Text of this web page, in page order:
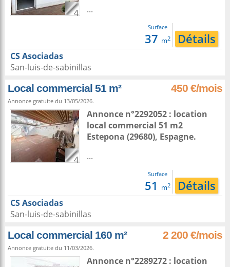
4
...
Surface
37 m2 Détails
CS Asociadas
San-luis-de-sabinillas
Local commercial 51 m² 450 €/mois
Annonce gratuite du 13/05/2026.
4
Annonce n°2292052 : location
local commercial 51 m2
Estepona (29680), Espagne.
...
Surface
51 m2 Détails
CS Asociadas
San-luis-de-sabinillas
Local commercial 160 m² 2 200 €/mois
Annonce gratuite du 11/03/2026.
Annonce n°2289272 : location